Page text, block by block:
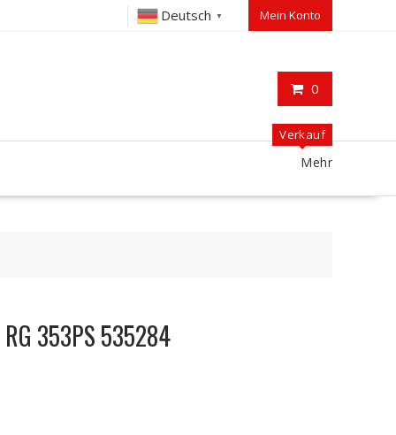
Deutsch ▼ Mein Konto
0
Verkauf
Mehr
353PS 535284